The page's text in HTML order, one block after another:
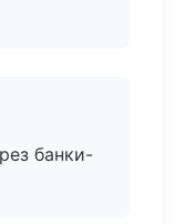
банки-